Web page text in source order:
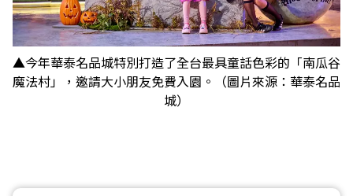
▲今年華泰名品城特別打造了全台最具童話色彩的「南瓜谷
魔法村」，邀請大小朋友免費入園。（圖片來源：華泰名品
城）